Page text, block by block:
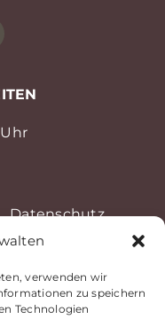
verwenden wir
zu speichern
Technologien
Datenschutz
Gutscheine